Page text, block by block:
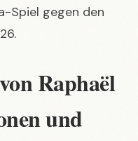
Spiel gegen den
Raphaël
und